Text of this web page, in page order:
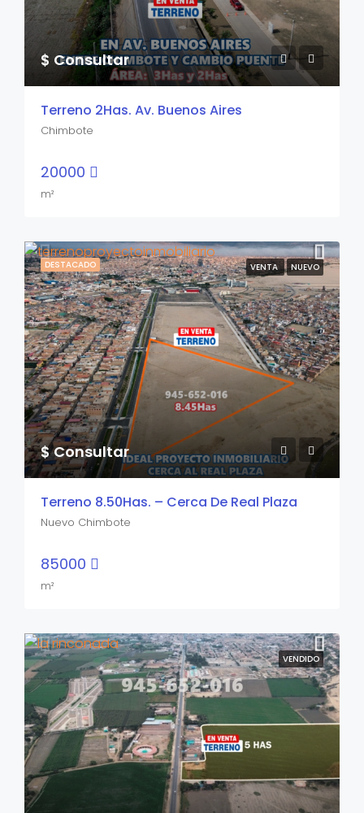
$ Consultar
Terreno 2Has. Av. Buenos Aires
Chimbote
20000
m²
DESTACADO VENTA NUEVO
$ Consultar
Terreno 8.50Has. – Cerca De Real Plaza
Nuevo Chimbote
85000
m²
VENDIDO